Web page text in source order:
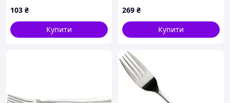
103 ₴
Купити
269 ₴
Купити